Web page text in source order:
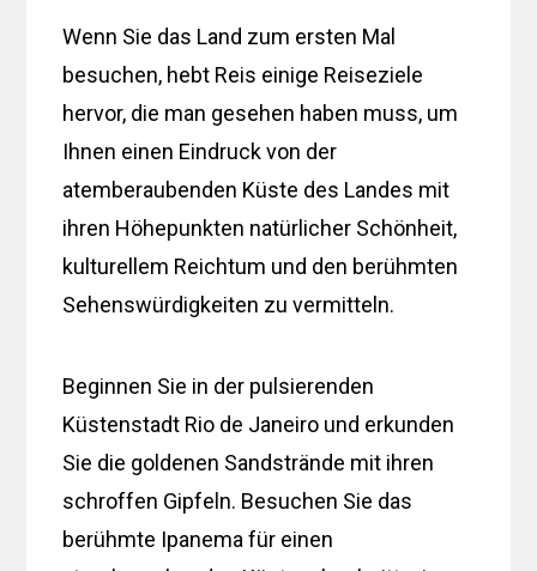
Wenn Sie das Land zum ersten Mal
besuchen, hebt Reis einige Reiseziele
hervor, die man gesehen haben muss, um
Ihnen einen Eindruck von der
atemberaubenden Küste des Landes mit
ihren Höhepunkten natürlicher Schönheit,
kulturellem Reichtum und den berühmten
Sehenswürdigkeiten zu vermitteln.
Beginnen Sie in der pulsierenden
Küstenstadt Rio de Janeiro und erkunden
Sie die goldenen Sandstrände mit ihren
schroffen Gipfeln. Besuchen Sie das
berühmte Ipanema für einen